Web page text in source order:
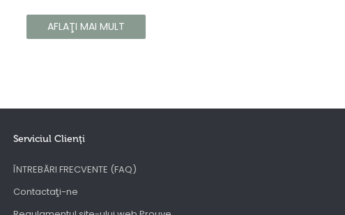
acest articol, vă vom spune cum să vă îngrijiți
corect îmbrăcămintea sport, astfel încât să își
AFLAŢI MAI MULT
Serviciul Clienţi
ÎNTREBĂRI FRECVENTE (FAQ)
Contactaţi-ne